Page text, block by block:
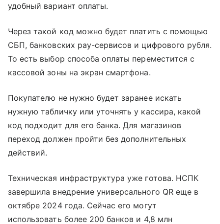
удобный вариант оплаты.
Через такой код можно будет платить с помощью
СБП, банковских pay-сервисов и цифрового рубля.
То есть выбор способа оплаты переместится с
кассовой зоны на экран смартфона.
Покупателю не нужно будет заранее искать
нужную табличку или уточнять у кассира, какой
код подходит для его банка. Для магазинов
переход должен пройти без дополнительных
действий.
Техническая инфраструктура уже готова. НСПК
завершила внедрение универсального QR еще в
октябре 2024 года. Сейчас его могут
использовать более 200 банков и 4,8 млн